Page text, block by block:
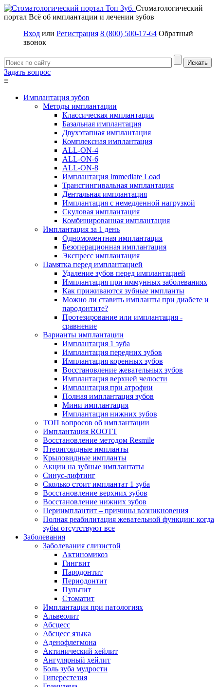
Стоматологический
портал Всё об имплантации и лечении зубов
Вход или Регистрация 8 (800) 500-17-64 Обратный
звонок
Задать вопрос
≡
Имплантация зубов
Методы имплантации
Классическая имплантация
Базальная имплантация
Двухэтапная имплантация
Комплексная имплантация
ALL-ON-4
ALL-ON-6
ALL-ON-8
Имплантация Immediate Load
Трансгингивальная имплантация
Дентальная имплантация
Имплантация с немедленной нагрузкой
Скуловая имплантация
Комбинированная имплантация
Имплантация за 1 день
Одномоментная имплантация
Безоперационная имплантация
Экспресс имплантация
Памятка перед имплантацией
Удаление зубов перед имплантацией
Имплантация при иммунных заболеваниях
Как приживаются зубные импланты
Можно ли ставить импланты при диабете и
пародонтите?
Протезирование или имплантация -
сравнение
Варианты имплантации
Имплантация 1 зуба
Имплантация передних зубов
Имплантация коренных зубов
Восстановление жевательных зубов
Имплантация верхней челюсти
Имплантация при атрофии
Полная имплантация зубов
Мини имплантация
Имплантация нижних зубов
ТОП вопросов об имплантации
Имплантация ROOTT
Восстановление методом Resmile
Птеригоидные импланты
Крыловидные импланты
Акции на зубные имплантаты
Синус-лифтинг
Сколько стоит имплантат 1 зуба
Восстановление верхних зубов
Восстановление нижних зубов
Периимплантит – причины возникновения
Полная реабилитация жевательной функции: когда
зубы отсутствуют все
Заболевания
Заболевания слизистой
Актиномикоз
Гингвит
Пародонтит
Периодонтит
Пульпит
Стоматит
Имплантация при патологиях
Альвеолит
Абсцесс
Абсцесс языка
Аденофлегмона
Актинический хейлит
Ангулярный хейлит
Боль зуба мудрости
Гиперестезия